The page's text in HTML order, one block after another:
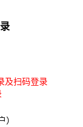
及扫码登录
）